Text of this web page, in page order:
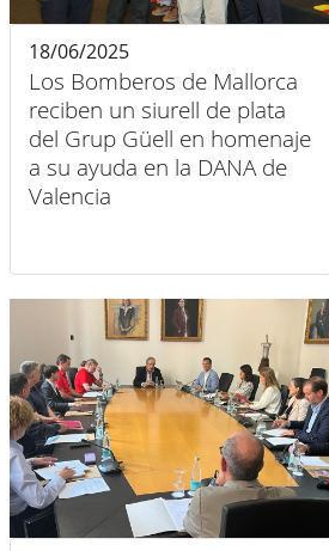
Los Bomberos de Mallorca
reciben un siurell de plata
del Grup Güell en homenaje
a su ayuda en la DANA de
Valencia
18/06/2025